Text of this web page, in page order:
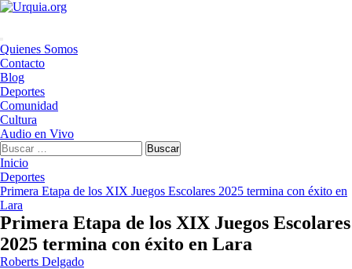
Saltar
Menú
principal
Quienes Somos
Contacto
Blog
Deportes
Comunidad
Cultura
Audio en Vivo
Buscar:
Inicio
Deportes
Primera Etapa de los XIX Juegos Escolares 2025 termina con éxito en
Lara
Primera Etapa de los XIX Juegos Escolares
2025 termina con éxito en Lara
Roberts Delgado